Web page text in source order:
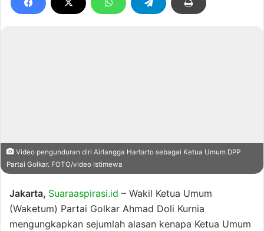
Video pengunduran diri Airlangga Hartarto sebagai Ketua Umum DPP
Partai Golkar. FOTO/video Istimewa
Jakarta, Suaraaspirasi.id – Wakil Ketua Umum
(Waketum) Partai Golkar Ahmad Doli Kurnia
mengungkapkan sejumlah alasan kenapa Ketua Umum